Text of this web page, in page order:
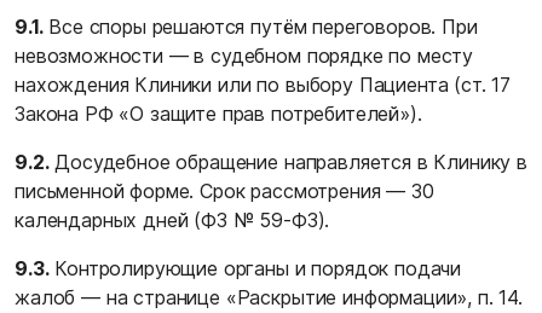
9.1.Все споры решаются путём переговоров. При
невозможности — в судебном порядке по месту
нахождения Клиники или по выбору Пациента (ст. 17
Закона РФ «О защите прав потребителей»).
9.2.Досудебное обращение направляется в Клинику в
письменной форме. Срок рассмотрения — 30
календарных дней (ФЗ № 59-ФЗ).
9.3.Контролирующие органы и порядок подачи
жалоб — на странице «Раскрытие информации», п. 14.